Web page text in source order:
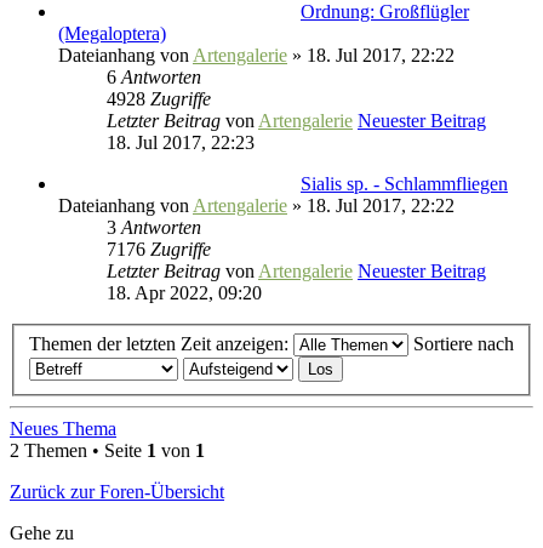
Ordnung: Großflügler
(Megaloptera)
Dateianhang von Artengalerie » 18. Jul 2017, 22:22
6 Antworten
4928 Zugriffe
Letzter Beitrag von Artengalerie Neuester Beitrag
18. Jul 2017, 22:23
Sialis sp. - Schlammfliegen
Dateianhang von Artengalerie » 18. Jul 2017, 22:22
3 Antworten
7176 Zugriffe
Letzter Beitrag von Artengalerie Neuester Beitrag
18. Apr 2022, 09:20
Themen der letzten Zeit anzeigen: Sortiere nach
Neues Thema
2 Themen • Seite 1 von 1
Zurück zur Foren-Übersicht
Gehe zu